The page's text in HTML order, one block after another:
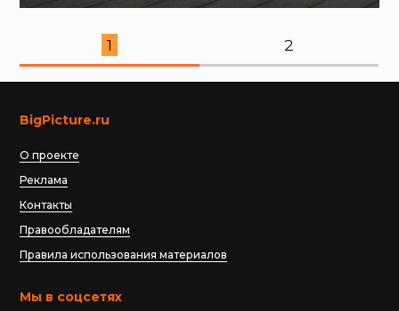
1 2
BigPicture.ru
О проекте
Реклама
Контакты
Правообладателям
Правила использования материалов
Мы в соцсетях